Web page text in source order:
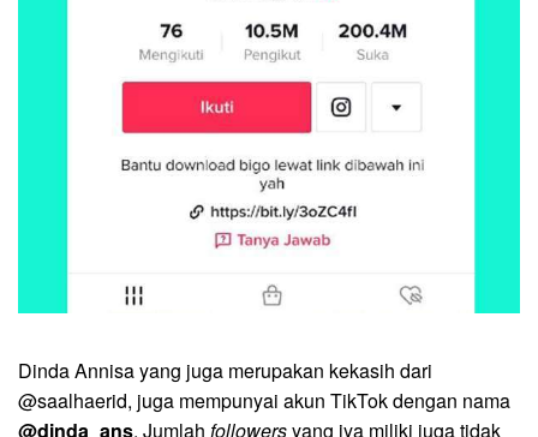
Dinda Annisa yang juga merupakan kekasih dari
@saalhaerid, juga mempunyai akun TikTok dengan nama
@dinda_ans. Jumlah followersyang iya miliki juga tidak